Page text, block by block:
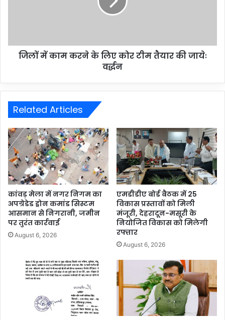
जिलों में काम करने के लिए कोर टीम तैयार की जायेः
वर्द्धन
Related Articles
कांवड़ मेला में नगर निगम का
अपग्रेडेड ड्रोन कमांड सिस्टम
आसमान से निगरानी, जमीन
पर तुरंत कार्रवाई
August 6, 2026
एमडीडीए बोर्ड बैठक में 25
विकास प्रस्तावों को मिली
मंजूरी, देहरादून-मसूरी के
नियोजित विकास को मिलेगी
रफ्तार
August 6, 2026